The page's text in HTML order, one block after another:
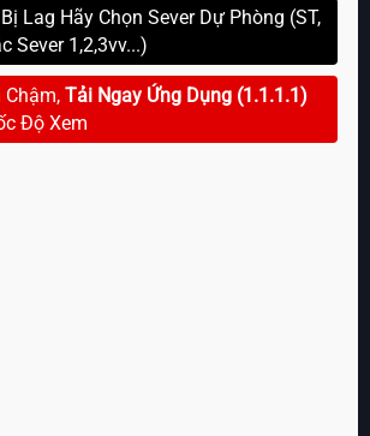
Lag Hãy Chọn Sever Dự Phòng (ST,
Sever 1,2,3vv...)
Chậm,Tải Ngay Ứng Dụng (1.1.1.1)
Độ Xem